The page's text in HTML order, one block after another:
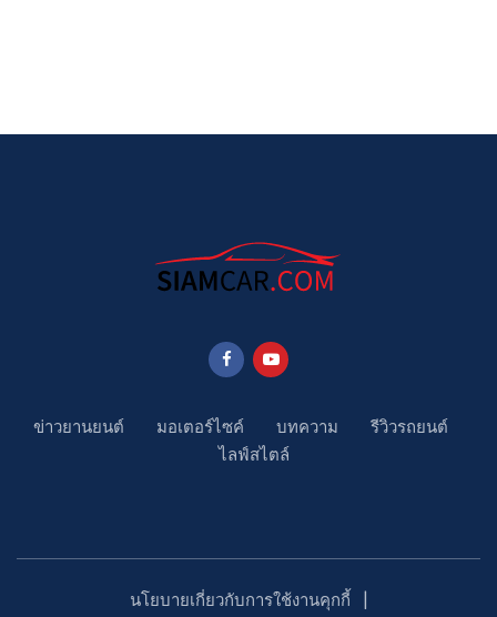
ข่าวยานยนต์ มอเตอร์ไซค์ บทความ
รีวิวรถยนต์
ไลฟ์สไตล์
นโยบายเกี่ยวกับการใช้งานคุกกี้